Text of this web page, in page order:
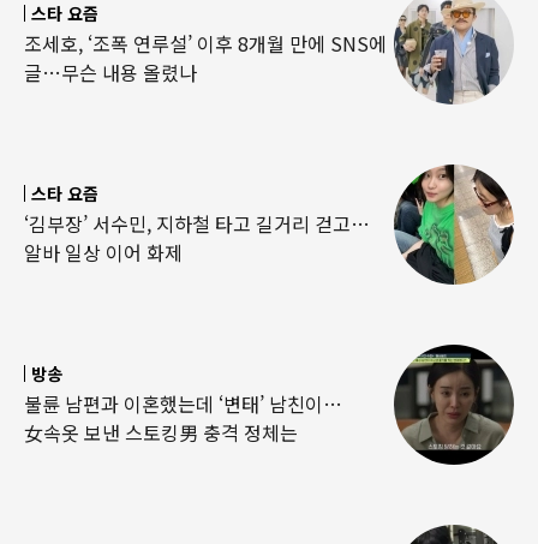
스타 요즘
조세호, ‘조폭 연루설’ 이후 8개월 만에 SNS에
글…무슨 내용 올렸나
스타 요즘
‘김부장’ 서수민, 지하철 타고 길거리 걷고…
알바 일상 이어 화제
방송
불륜 남편과 이혼했는데 ‘변태’ 남친이…
女속옷 보낸 스토킹男 충격 정체는